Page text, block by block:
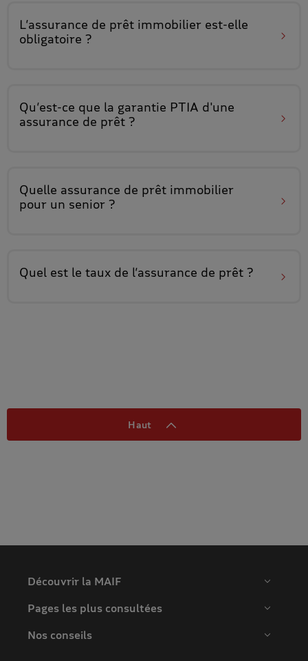
L’assurance de prêt immobilier est-elle
obligatoire ?
Qu’est-ce que la garantie PTIA d'une
assurance de prêt ?
Quelle assurance de prêt immobilier
pour un senior ?
Quel est le taux de l’assurance de prêt ?
Haut
Découvrir la MAIF
Pages les plus consultées
Nos conseils